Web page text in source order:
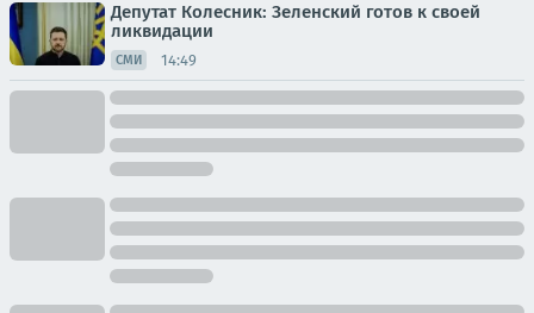
Депутат Колесник: Зеленский готов к своей
ликвидации
СМИ 14:49